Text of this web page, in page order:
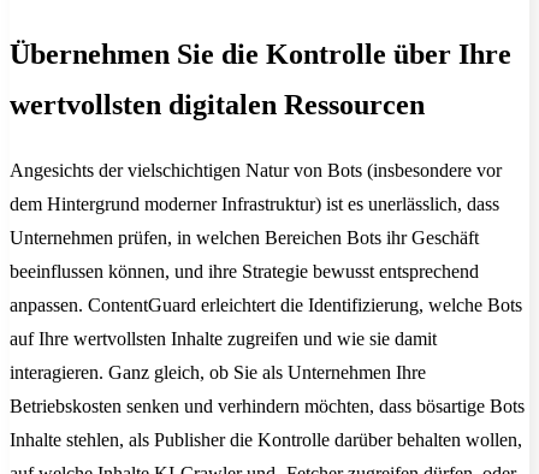
Übernehmen Sie die Kontrolle über Ihre
wertvollsten digitalen Ressourcen
Angesichts der vielschichtigen Natur von Bots (insbesondere vor
dem Hintergrund moderner Infrastruktur) ist es unerlässlich, dass
Unternehmen prüfen, in welchen Bereichen Bots ihr Geschäft
beeinflussen können, und ihre Strategie bewusst entsprechend
anpassen. ContentGuard erleichtert die Identifizierung, welche Bots
auf Ihre wertvollsten Inhalte zugreifen und wie sie damit
interagieren. Ganz gleich, ob Sie als Unternehmen Ihre
Betriebskosten senken und verhindern möchten, dass bösartige Bots
Inhalte stehlen, als Publisher die Kontrolle darüber behalten wollen,